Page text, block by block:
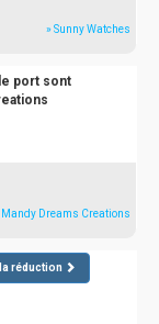
» Sunny Watches
port sont
Mandy Dreams Creations
réduction